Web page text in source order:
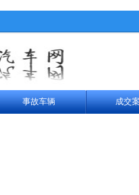
事故车辆 成交